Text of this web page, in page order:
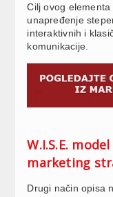
Cilj ovog
unapređenje
interaktivnih i
komunikacije.
W.I.S.E.
marketing
Drugi način opisa